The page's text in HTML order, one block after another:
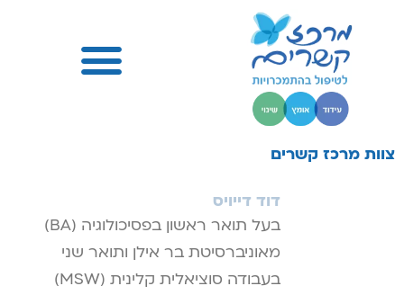
צוות מרכז קשרים
דוד דייויס
בעל תואר ראשון בפסיכולוגיה (BA)
מאוניברסיטת בר אילן ותואר שני
בעבודה סוציאלית קלינית (MSW)